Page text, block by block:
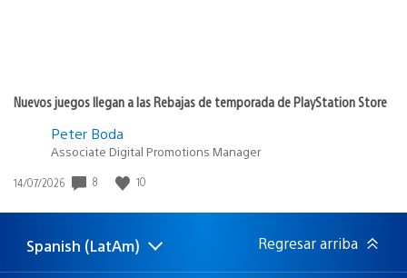
Nuevos juegos llegan a las Rebajas de temporada de PlayStation Store
Peter Boda
Associate Digital Promotions Manager
Fecha
publicación:
14/07/2026 8 10
Elige
una
Región
actual:
Spanish (LatAm) Regresar arriba